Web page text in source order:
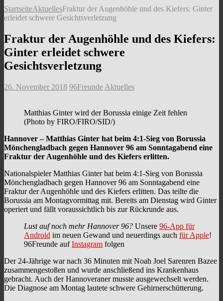
StartseiteAktuellesFraktur der Augenhöhle und des Kiefers: Ginter
erleidet schwere Gesichtsverletzung
Fraktur der Augenhöhle und des Kiefers:
Ginter erleidet schwere
Gesichtsverletzung
26. November 2018 96Freunde Aktuelles
Matthias Ginter wird der Borussia einige Zeit fehlen
(Photo by FIRO/FIRO/SID/)
Hannover – Matthias Ginter hat beim 4:1-Sieg von Borussia
Mönchengladbach gegen Hannover 96 am Sonntagabend eine
Fraktur der Augenhöhle und des Kiefers erlitten.
Nationalspieler Matthias Ginter hat beim 4:1-Sieg von Borussia
Mönchengladbach gegen Hannover 96 am Sonntagabend eine
Fraktur der Augenhöhle und des Kiefers erlitten. Das teilte die
Borussia am Montagvormittag mit. Bereits am Dienstag wird Ginter
operiert und fällt voraussichtlich bis zur Rückrunde aus.
Lust auf noch mehr Hannover 96? Unsere 96-App für
Android im neuen Gewand und neuerdings auch für Apple!
96Freunde aufInstagram folgen
Der 24-Jährige war nach 36 Minuten mit Noah Joel Sarenren Bazee
zusammengestoßen und wurde anschließend ins Krankenhaus
gebracht. Auch der Hannoveraner musste ausgewechselt werden.
Die Diagnose am Montag lautete schwere Gehirnerschütterung.